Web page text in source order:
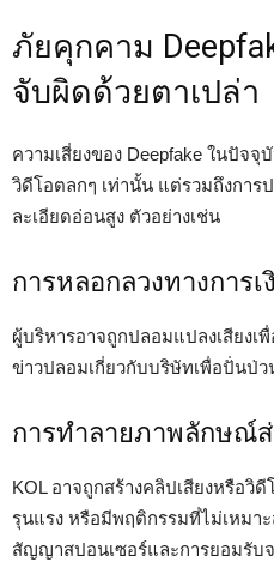
ภัยคุกคาม
จับผิดด้วยตาเปล่า
ความเสี่ยงของ Deepfake ในปัจ
วิดีโอตลกๆ เท่านั้น แต่รวมถึงกา
ละเอียดอ่อนสูง ตัวอย่างเช่น
การหลอกลวงทางการ
ผู้บริหารอาจถูกปลอมแปลงเสียงเ
ข่าวปลอมเกี่ยวกับบริษัทเพื่อปั่นป่
การทำลายภาพลักษณ์
KOL อาจถูกสร้างคลิปเสียงหรือวิ
รุนแรง หรือมีพฤติกรรมที่ไม่เหมา
สัญญาสปอนเซอร์และการยอมรับ